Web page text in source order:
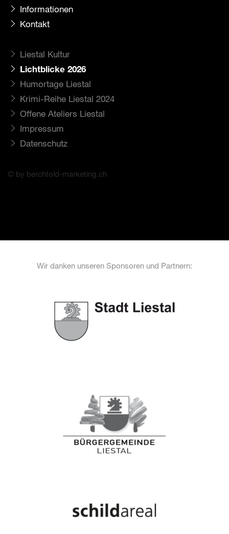
Informationen
Kontakt
Liestal Kultur
Lichtblicke 2026
Humortage Liestal
Krimi-Reihe Liestal 2024
Offene Ateliers Liestal
Impressum
Datenschutz
© by berchtold-marketing.ch
Wir danken unseren Sponsoren und Partnern: